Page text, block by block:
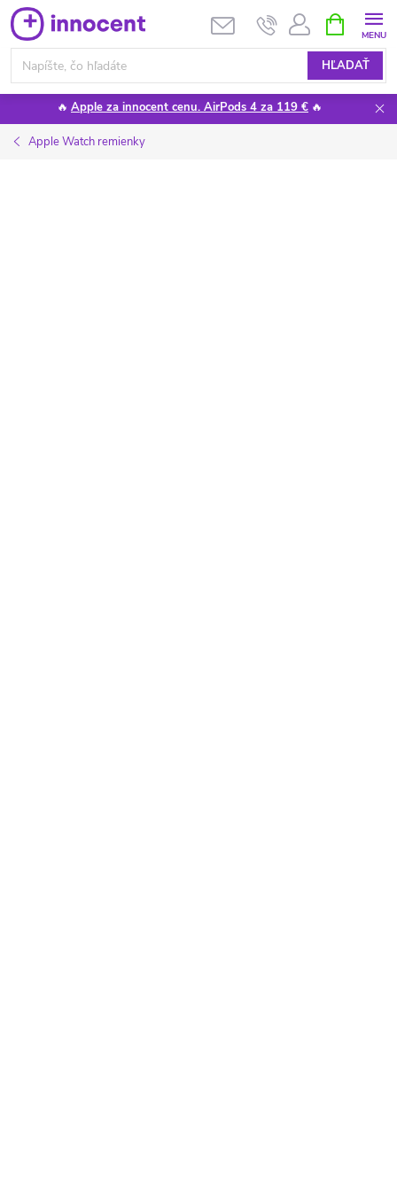
Prejsť
na
obsah
HĽADAŤ
KOŠÍK
🔥 Apple za innocent cenu. AirPods 4 za 119 € 🔥
Apple Watch remienky